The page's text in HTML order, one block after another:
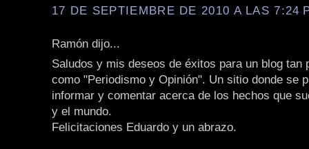
17 DE SEPTIEMBRE DE 2010 A LAS 7:24
Ramón dijo...
Saludos y mis deseos de éxitos para un blog tan
como "Periodismo y Opinión". Un sitio donde se
informar y comentar acerca de los hechos que
y el mundo.
Felicitaciones Eduardo y un abrazo.